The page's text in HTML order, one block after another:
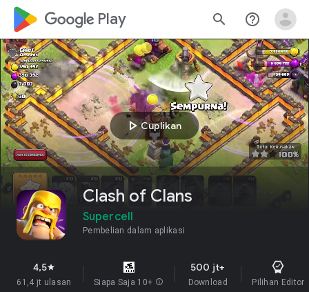
google_logo Play search help_outline
play_arrowCuplikan
Clash of Clans
Supercell
Pembelian dalam aplikasi
4,5star
61,4 jt ulasan Siapa Saja 10+ info
500 jt+
Download Pilihan Editor